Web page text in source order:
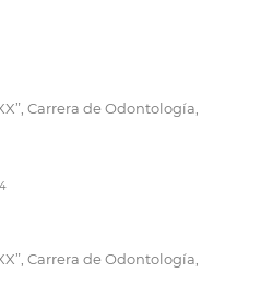
Carrera de Odontología,
Carrera de Odontología,